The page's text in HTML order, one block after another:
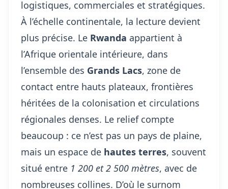
logistiques, commerciales et stratégiques.
À l’échelle continentale, la lecture devient
plus précise. Le Rwanda appartient à
l’Afrique orientale intérieure, dans
l’ensemble des Grands Lacs, zone de
contact entre hauts plateaux, frontières
héritées de la colonisation et circulations
régionales denses. Le relief compte
beaucoup : ce n’est pas un pays de plaine,
mais un espace de hautes terres, souvent
situé entre 1 200 et 2 500 mètres, avec de
nombreuses collines. D’où le surnom